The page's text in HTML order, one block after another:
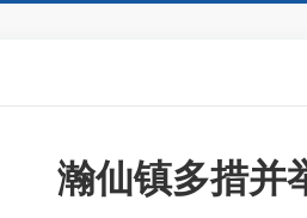
瀚仙镇多措并